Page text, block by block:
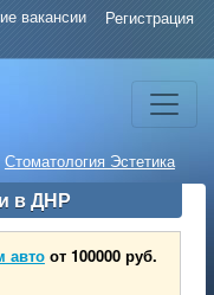
вакансии Регистрация
Стоматология Эстетика
в ДНР
авто от 100000 руб.